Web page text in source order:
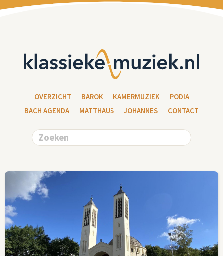
OVERZICHT BAROK KAMERMUZIEK
PODIA
BACH AGENDA
MATTHAUS JOHANNES CONTACT